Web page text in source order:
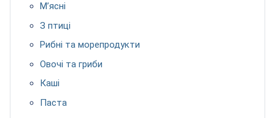
М’ясні
З птиці
Рибні та морепродукти
Овочі та гриби
Каші
Паста